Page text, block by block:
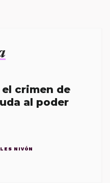
crimen de
al poder
NIVÓN